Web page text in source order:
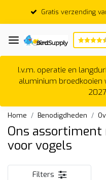
Gratis verzending
I.v.m. operatie en
aluminium broedkooien
2027
Home Benodigdheden
Ons assortiment
voor vogels
Filters